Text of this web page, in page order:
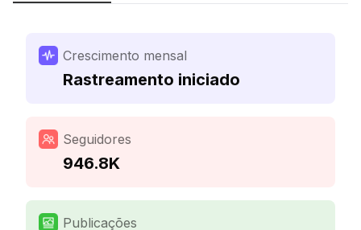
Crescimento mensal
Rastreamento iniciado
Seguidores
946.8K
Publicações